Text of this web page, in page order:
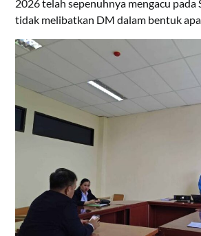
2026 telah sepenuhnya mengacu pada
tidak melibatkan DM dalam bentuk